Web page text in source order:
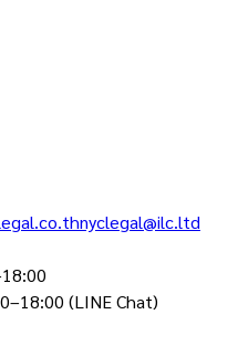
nyclegal@ilc.ltd
(LINE Chat)